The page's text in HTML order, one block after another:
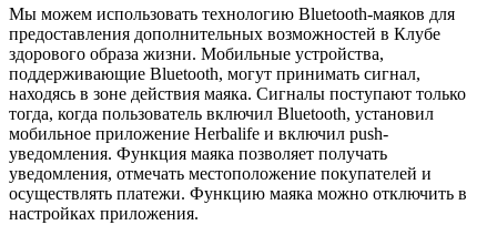
Мы можем использовать технологию Bluetooth-маяков для
предоставления дополнительных возможностей в Клубе
здорового образа жизни. Мобильные устройства,
поддерживающие Bluetooth, могут принимать сигнал,
находясь в зоне действия маяка. Сигналы поступают только
тогда, когда пользователь включил Bluetooth, установил
мобильное приложение Herbalife и включил push-
уведомления. Функция маяка позволяет получать
уведомления, отмечать местоположение покупателей и
осуществлять платежи. Функцию маяка можно отключить в
настройках приложения.